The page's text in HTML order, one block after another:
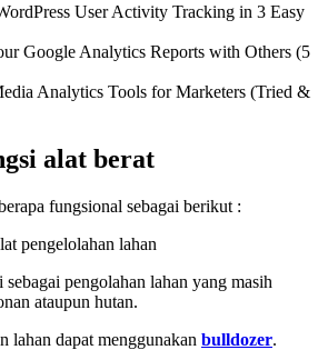
User Activity Tracking in 3 Easy
Google Analytics Reports with Others (5
Analytics Tools for Marketers (Tried &
alat berat
fungsional sebagai berikut :
pengelolahan lahan
pengolahan lahan yang masih
ataupun hutan.
lahan dapat menggunakan bulldozer.